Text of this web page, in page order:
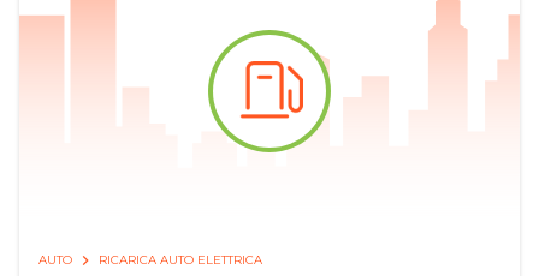
AUTO RICARICA AUTO ELETTRICA